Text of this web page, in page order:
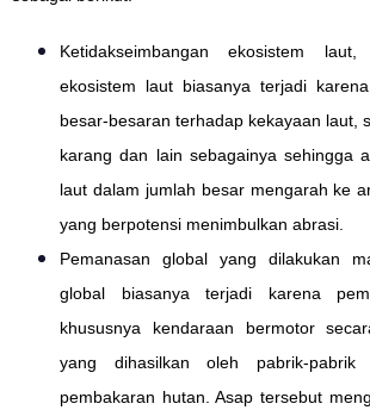
Ketidakseimbangan ekosistem laut,
ekosistem laut biasanya terjadi
besar-besaran terhadap kekayaan laut,
karang dan lain sebagainya sehingga
laut dalam jumlah besar mengarah ke
yang berpotensi menimbulkan abrasi.
Pemanasan global yang dilakukan
global biasanya terjadi karena
khususnya kendaraan bermotor
yang dihasilkan oleh pabrik-
pembakaran hutan. Asap tersebut